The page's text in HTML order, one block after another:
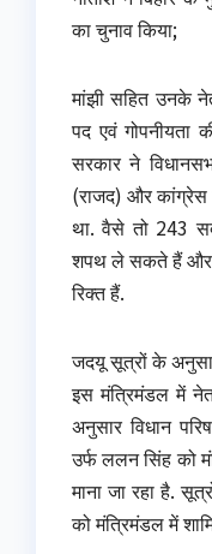
का चुनाव किया;
मांझी सहित उनके
पद एवं गोपनीयता
सरकार ने
(राजद) और कांग्रेस
था. वैसे तो 243
शपथ ले सकते हैं और
रिक्त हैं.
जदयू सूत्रों के
इस मंत्रिमंडल में
अनुसार विधान
उर्फ ललन सिंह को
माना जा रहा है.
को मंत्रिमंडल में